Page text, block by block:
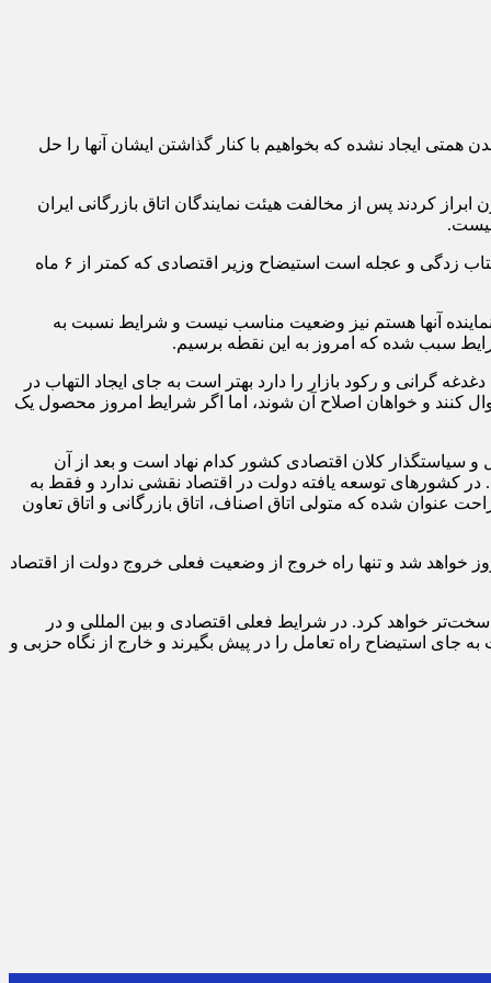
ایجاد نشده که بخواهیم با کنار گذاشتن ایشان آنها را حل
ابراز کردند پس از مخالفت هیئت نمایندگان اتاق بازرگانی ایران
نیست.
رئیس اتاق اصناف تهران در خصوص استیضاح وزیر اقتصاد گفت: بسیاری از مشکلاتی که امروز اقتصاد و کشور ما درگیر آن است به دلیل شتاب زدگی و عجله است استیضاح وزیر اقتصادی که کمتر از ۶ ماه
آنها هستم نیز وضعیت مناسب نیست و شرایط نسبت به
سبب شده که امروز به این نقطه برسیم.
گرانی و رکود بازار را دارد بهتر است به جای ایجاد التهاب در
کشور بوده از ایشان سوال کنند و خواهان اصلاح آن شوند، اما اگر شرایط امروز محصول یک
سیاستگذار کلان اقتصادی کشور کدام نهاد است و بعد از آن
کشور‌های توسعه یافته دولت در اقتصاد نقشی ندارد و فقط به
شده که متولی اتاق اصناف، اتاق بازرگانی و اتاق تعاون
خواهد شد و تنها راه خروج از وضعیت فعلی خروج دولت از اقتصاد
خواهد کرد. در شرایط فعلی اقتصادی و بین المللی و در
جای استیضاح راه تعامل را در پیش بگیرند و خارج از نگاه حزبی و